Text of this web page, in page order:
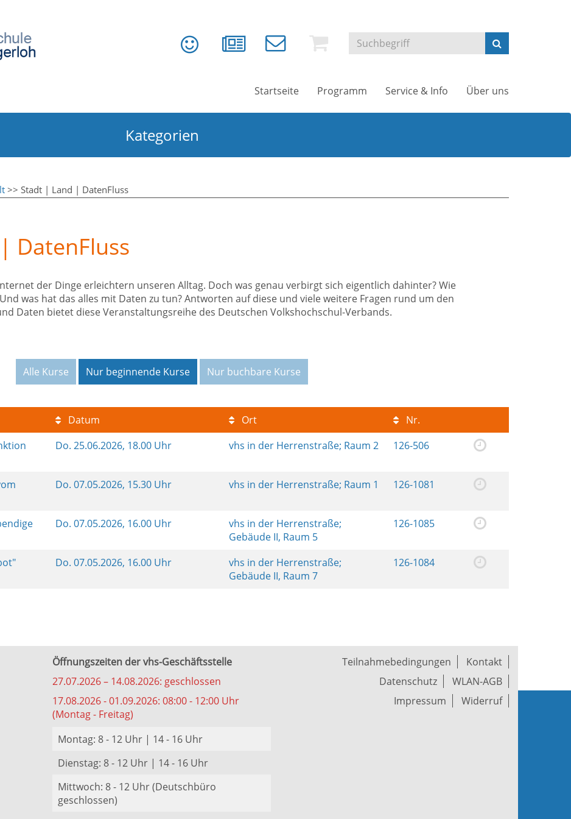
Startseite Programm Service & Info Über uns
Kategorien
>> Stadt | Land | DatenFluss
DatenFluss
der Dinge erleichtern unseren Alltag. Doch was genau verbirgt sich eigentlich dahinter? Wie
was hat das alles mit Daten zu tun? Antworten auf diese und viele weitere Fragen rund um den
Daten bietet diese Veranstaltungsreihe des Deutschen Volkshochschul-Verbands.
Alle Kurse Nur beginnende Kurse Nur buchbare Kurse
Datum Ort
Nr.
Do. 25.06.2026, 18.00 Uhr vhs in der Herrenstraße; Raum 2 126-506
Do. 07.05.2026, 15.30 Uhr vhs in der Herrenstraße; Raum 1 126-1081
Do. 07.05.2026, 16.00 Uhr
vhs in der Herrenstraße;
Gebäude II, Raum 5
126-1085
Do. 07.05.2026, 16.00 Uhr
vhs in der Herrenstraße;
Gebäude II, Raum 7
126-1084
Öffnungszeiten der vhs-Geschäftsstelle
27.07.2026 – 14.08.2026: geschlossen
17.08.2026 - 01.09.2026: 08:00 - 12:00 Uhr
(Montag - Freitag)
Montag: 8 - 12 Uhr | 14 - 16 Uhr
Dienstag: 8 - 12 Uhr | 14 - 16 Uhr
Mittwoch: 8 - 12 Uhr (Deutschbüro
geschlossen)
Teilnahmebedingungen
Kontakt
Datenschutz
WLAN-AGB
Impressum
Widerruf